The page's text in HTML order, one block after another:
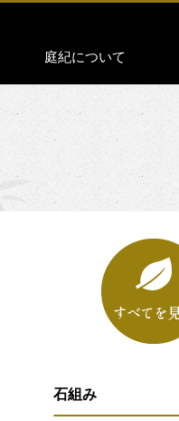
庭紀について
石組み